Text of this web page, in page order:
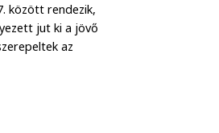
között rendezik,
jut ki a jövő
az